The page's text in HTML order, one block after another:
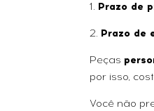
1. Prazo de
2. Prazo de
Peças
por isso,
Você não